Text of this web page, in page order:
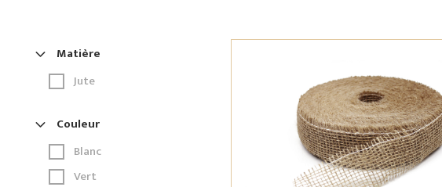
Matière
Jute
Couleur
Blanc
Vert